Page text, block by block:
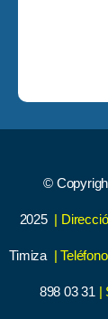
©
2025 |
Timiza |
898 03 31 |